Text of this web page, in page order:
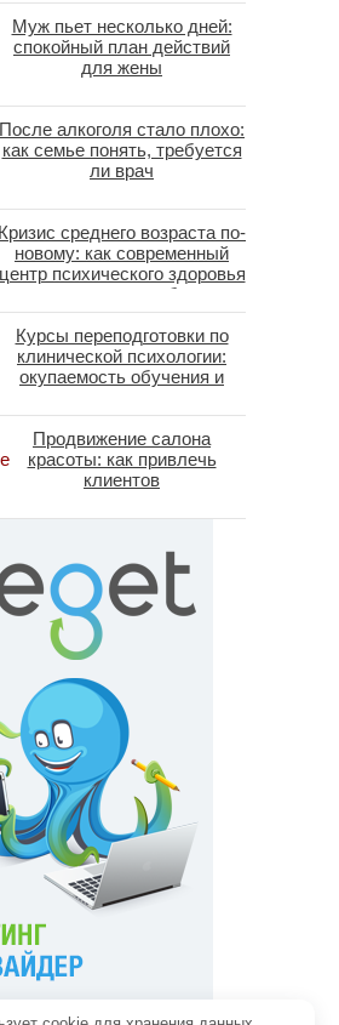
Муж пьет несколько дней:
спокойный план действий
для жены
После алкоголя стало плохо:
как семье понять, требуется
ли врач
Кризис среднего возраста по-
новому: как современный
центр психического здоровья
помогает пересобрать
личность без таблеток
(методы ДПДГ и КПТ)
Курсы переподготовки по
клинической психологии:
окупаемость обучения и
специалистов в 2026 году
Продвижение салона
красоты: как привлечь
клиентов